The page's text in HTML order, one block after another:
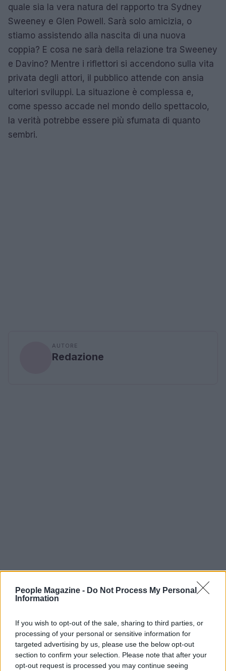
People Magazine - Do Not Process My Personal
Information
If you wish to opt-out of the sale, sharing to third parties, or
processing of your personal or sensitive information for
targeted advertising by us, please use the below opt-out
section to confirm your selection. Please note that after your
opt-out request is processed you may continue seeing
quale sia la vera natura del rapporto tra Sydney
Sweeney e Glen Powell. Sarà solo amicizia, o
stiamo assistendo alla nascita di una nuova
coppia? E cosa ne sarà della relazione tra Sweeney
e Davino? Mentre i riflettori si accendono sulla vita
privata degli attori, il pubblico attende con ansia
ulteriori sviluppi. La situazione è complessa e,
come spesso accade nel mondo dello spettacolo,
la verità potrebbe essere più sfumata di quanto
sembri.
AUTORE
Redazione
Continua a leggere
TELEVISIONE